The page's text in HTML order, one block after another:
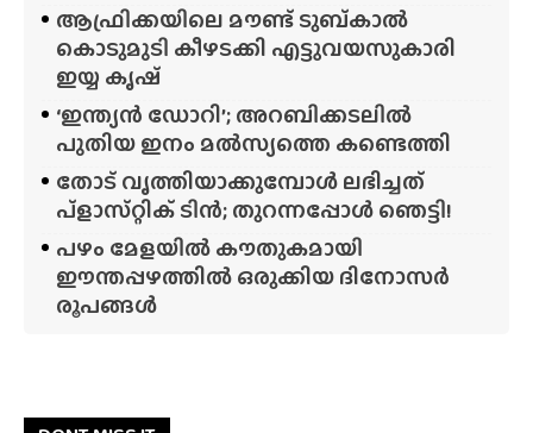
ആഫ്രിക്കയിലെ മൗണ്ട് ടുബ്‌കാൽ
കൊടുമുടി കീഴടക്കി എട്ടുവയസുകാരി
ഇയ്യ കൃഷ്
‘ഇന്ത്യൻ ഡോറി’; അറബിക്കടലിൽ
പുതിയ ഇനം മൽസ്യത്തെ കണ്ടെത്തി
തോട് വൃത്തിയാക്കുമ്പോൾ ലഭിച്ചത്
പ്‌ളാസ്‌റ്റിക് ടിൻ; തുറന്നപ്പോൾ ഞെട്ടി!
പഴം മേളയിൽ കൗതുകമായി
ഈന്തപ്പഴത്തിൽ ഒരുക്കിയ ദിനോസർ
രൂപങ്ങൾ